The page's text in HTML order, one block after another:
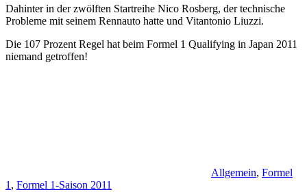
Dahinter in der zwölften Startreihe Nico Rosberg, der technische
Probleme mit seinem Rennauto hatte und Vitantonio Liuzzi.
Die 107 Prozent Regel hat beim Formel 1 Qualifying in Japan 2011
niemand getroffen!
Allgemein, Formel
1 , Formel 1-Saison 2011